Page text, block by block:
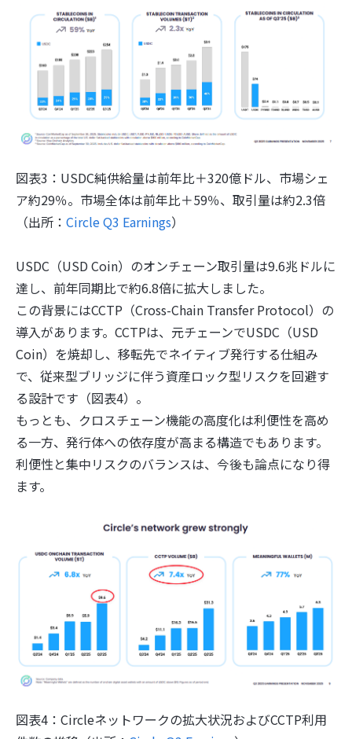
図表3：USDC純供給量は前年比＋320億ドル、市場シェ
ア約29％。市場全体は前年比＋59％、取引量は約2.3倍
（出所： Circle Q3 Earnings）
USDC（USD Coin）のオンチェーン取引量は9.6兆ドルに
達し、前年同期比で約6.8倍に拡大しました。
この背景にはCCTP（Cross-Chain Transfer Protocol）の
導入があります。CCTPは、元チェーンでUSDC（USD
Coin）を焼却し、移転先でネイティブ発行する仕組み
で、従来型ブリッジに伴う資産ロック型リスクを回避す
る設計です（図表4）。
もっとも、クロスチェーン機能の高度化は利便性を高め
る一方、発行体への依存度が高まる構造でもあります。
利便性と集中リスクのバランスは、今後も論点になり得
ます。
図表4：Circleネットワークの拡大状況およびCCTP利用